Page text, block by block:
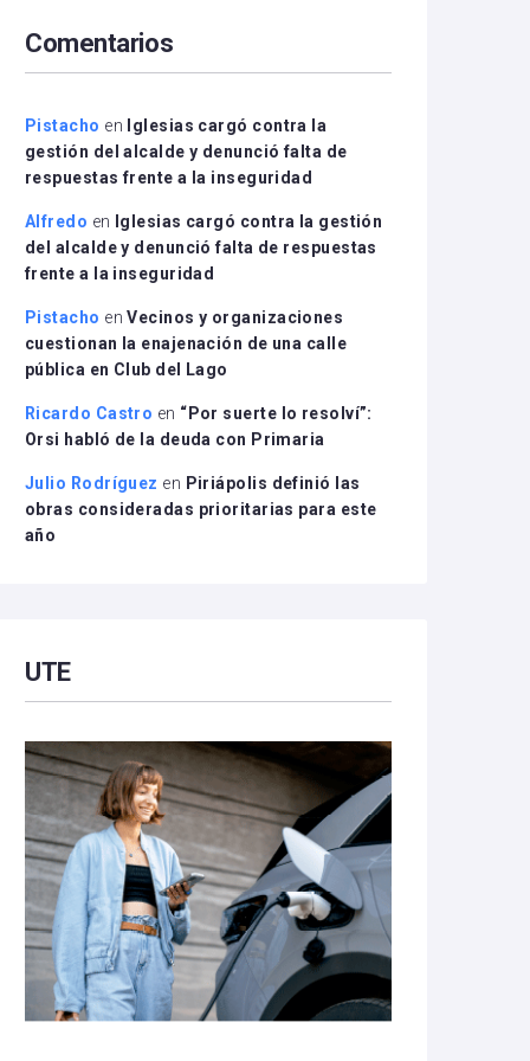
disminuir
el
Comentarios
Pistacho en
Iglesias cargó contra la
gestión del alcalde y denunció falta de
respuestas frente a la inseguridad
Alfredo en
Iglesias cargó contra la gestión
del alcalde y denunció falta de respuestas
frente a la inseguridad
Pistacho enVecinos y organizaciones
cuestionan la enajenación de una calle
pública en Club del Lago
Ricardo Castro en “Por suerte lo resolví”:
Orsi habló de la deuda con Primaria
Julio Rodríguez en Piriápolis definió las
obras consideradas prioritarias para este
año
UTE